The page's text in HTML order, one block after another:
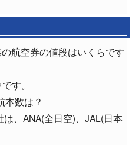
航空券の値段はいくらです
す。
本数は？
、ANA(全日空)、JAL(日本